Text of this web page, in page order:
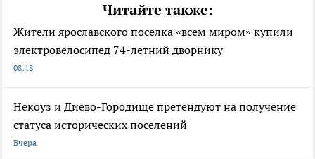
Читайте также:
Жители ярославского поселка «всем миром» купили
электровелосипед 74-летний дворнику
08:18
Некоуз и Диево-Городище претендуют на получение
статуса исторических поселений
Вчера